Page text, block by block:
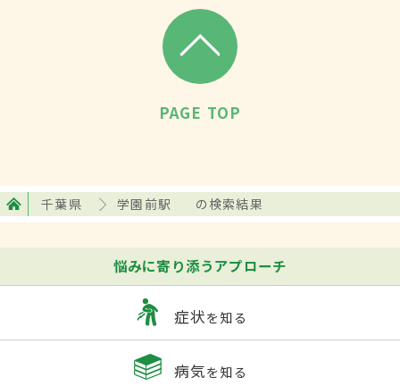
PAGE TOP
千葉県 学園前駅 の検索結果
悩みに寄り添うアプローチ
症状を知る
病気を知る